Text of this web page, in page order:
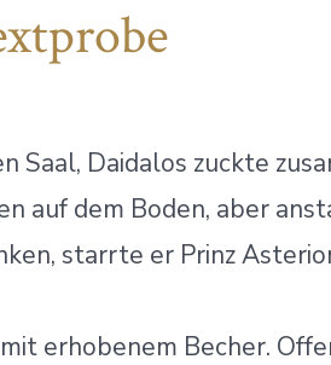
Saal, Daidalos zuckte
auf dem Boden, aber
starrte er Prinz
erhobenem Becher.